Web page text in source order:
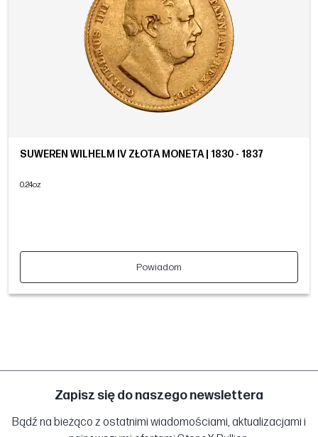
SUWEREN WILHELM IV ZŁOTA MONETA | 1830 - 1837
0.24oz
Powiadom
Zapisz się do naszego newslettera
Bądź na bieżąco z ostatnimi wiadomościami, aktualizacjami i